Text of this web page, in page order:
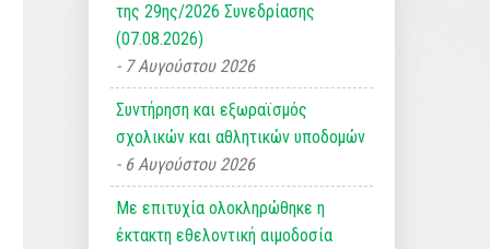
της 29ης/2026 Συνεδρίασης
(07.08.2026)
7 Αυγούστου 2026
Συντήρηση και εξωραϊσμός
σχολικών και αθλητικών υποδομών
6 Αυγούστου 2026
Με επιτυχία ολοκληρώθηκε η
έκτακτη εθελοντική αιμοδοσία